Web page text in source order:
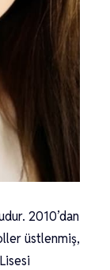
2010’dan
üstlenmiş,